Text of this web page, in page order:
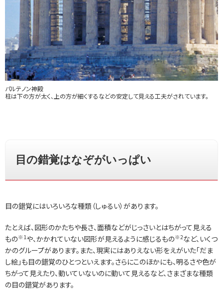
パルテノン神殿
柱は下の方が太く、上の方が細くするなどの安定して見える工夫がされています。
目の錯覚はなぞがいっぱい
目の錯覚にはいろいろな種類（しゅるい）があります。
たとえば、図形のかたちや長さ、面積などがじっさいとはちがって見える
もの※1 や、かかれていない図形が見えるように感じるもの※2など、いくつ
かのグループがあります。また、現実にはありえない形をえがいた「だま
し絵」も目の錯覚のひとつといえます。さらにこのほかにも、明るさや色が
ちがって見えたり、動いていないのに動いて見えるなど、さまざまな種類
の目の錯覚があります。